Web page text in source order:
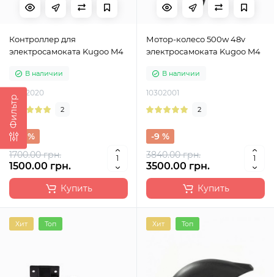
Фильтр
Контроллер для
электросамоката Kugoo M4
В наличии
10302020
2
1700.00 грн.
-12 %
1500.00 грн.
Купить
Мотор-колесо 500w 48v
электросамоката Kugoo M4
В наличии
10302001
2
3840.00 грн.
-9 %
3500.00 грн.
Купить
Хит Топ Хит Топ